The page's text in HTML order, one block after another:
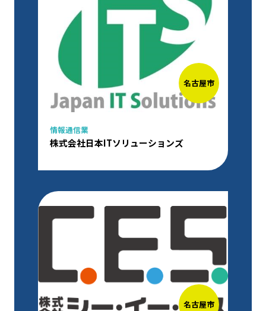
名古屋市
情報通信業
株式会社日本ITソリューションズ
名古屋市